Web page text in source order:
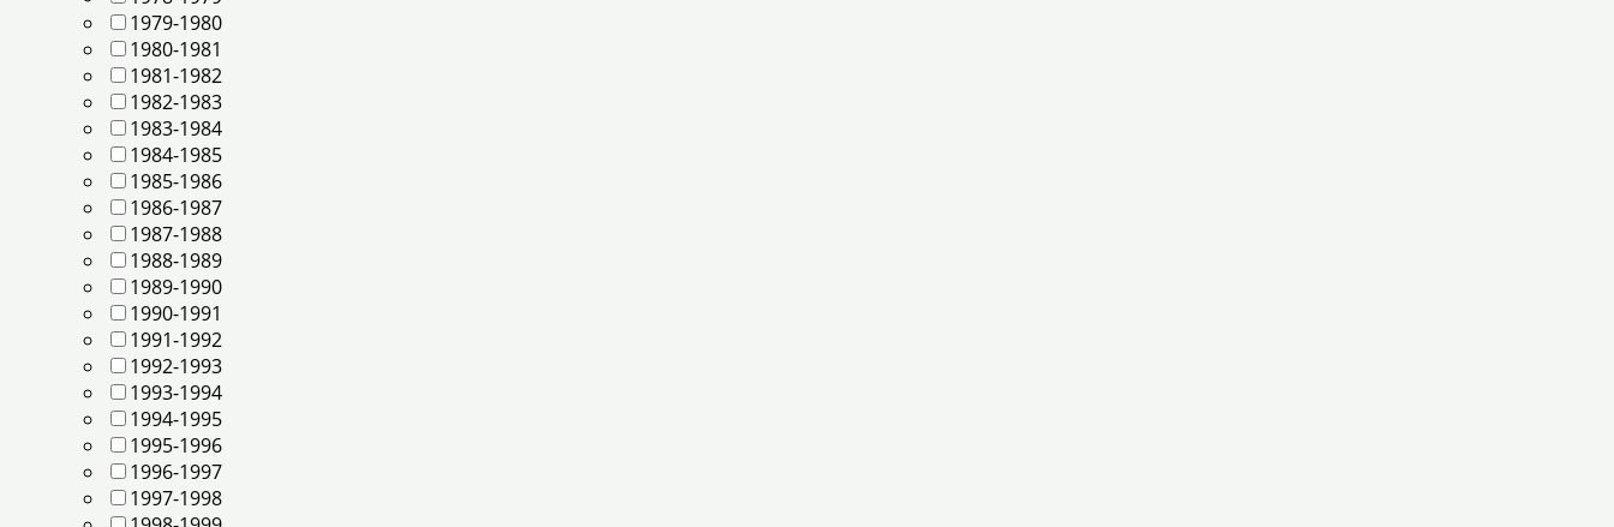
1979-1980
1980-1981
1981-1982
1982-1983
1983-1984
1984-1985
1985-1986
1986-1987
1987-1988
1988-1989
1989-1990
1990-1991
1991-1992
1992-1993
1993-1994
1994-1995
1995-1996
1996-1997
1997-1998